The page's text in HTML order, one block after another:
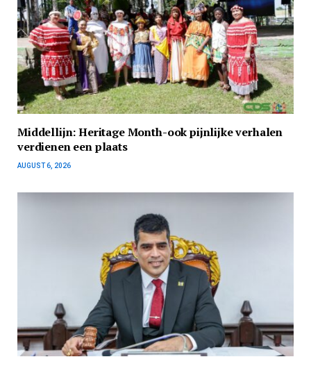
Middellijn: Heritage Month-ook pijnlijke verhalen
verdienen een plaats
AUGUST 6, 2026